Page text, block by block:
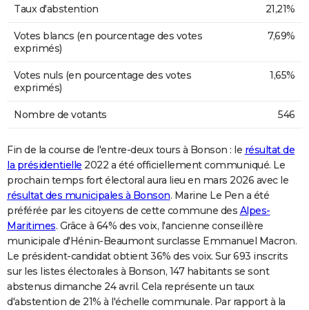
Taux d'abstention 21,21%
Votes blancs (en pourcentage des votes
exprimés)
7,69%
Votes nuls (en pourcentage des votes
exprimés)
1,65%
Nombre de votants 546
Fin de la course de l'entre-deux tours à Bonson : le résultat de
la présidentielle 2022 a été officiellement communiqué. Le
prochain temps fort électoral aura lieu en mars 2026 avec le
résultat des municipales à Bonson. Marine Le Pen a été
préférée par les citoyens de cette commune des Alpes-
Maritimes. Grâce à 64% des voix, l'ancienne conseillère
municipale d'Hénin-Beaumont surclasse Emmanuel Macron.
Le président-candidat obtient 36% des voix. Sur 693 inscrits
sur les listes électorales à Bonson, 147 habitants se sont
abstenus dimanche 24 avril. Cela représente un taux
d'abstention de 21% à l'échelle communale. Par rapport à la